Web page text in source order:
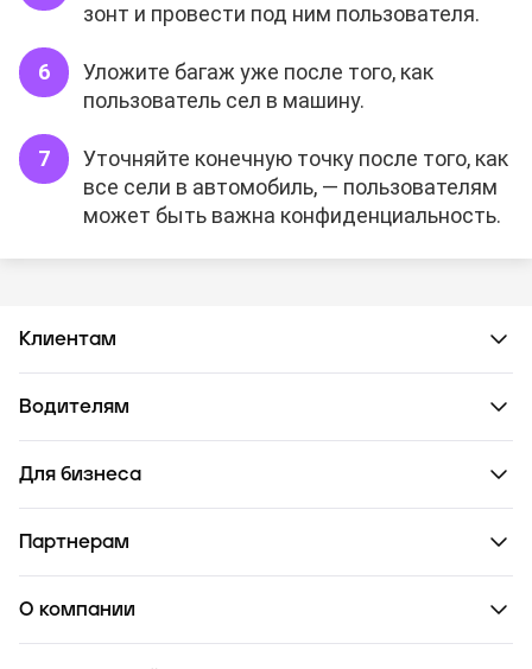
зонт и провести под ним пользователя.
Уложите багаж уже после того, как
пользователь сел в машину.
Уточняйте конечную точку после того, как
все сели в автомобиль, — пользователям
может быть важна конфиденциальность.
Клиентам
Водителям
Для бизнеса
Партнерам
О компании